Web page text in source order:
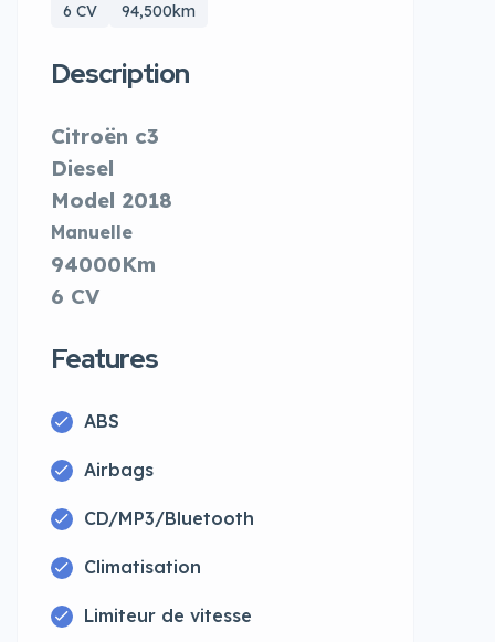
6 CV
94,500km
Description
Citroën c3
Diesel
Model 2018
Manuelle
94000Km
6 CV
Features
ABS
Airbags
CD/MP3/Bluetooth
Climatisation
Limiteur de vitesse